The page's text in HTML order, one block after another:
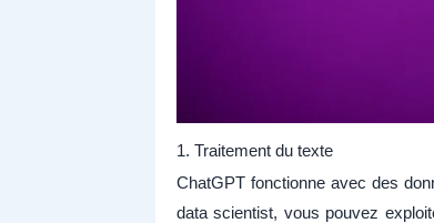
1. Traitement du texte
ChatGPT fonctionne avec des
data scientist, vous pouvez